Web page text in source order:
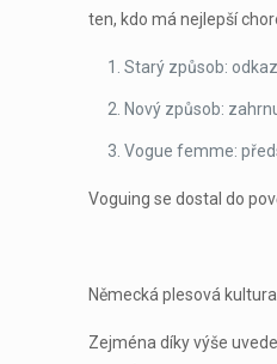
ten, kdo má nejlepší
Starý způsob:
Nový způsob:
Vogue femme:
Voguing se dostal do
Německá plesová kultura
Zejména díky výše